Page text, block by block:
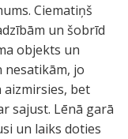
Ciematiņš
un šobrīd
objekts un
nesatikām, jo
aizmirsies, bet
sajust. Lēnā garā
un laiks doties